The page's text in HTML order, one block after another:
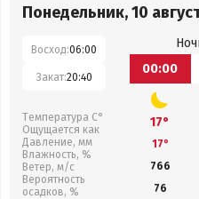
Понедельник, 10
Восход:06:00
Закат:20:40
Температура С°
Ощущается как
Давление, мм
Влажность, %
Ветер, м/с
Вероятность
осадков, %
00:00
17°
17°
766
76